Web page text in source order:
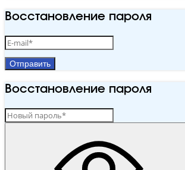
Восстановление пароля
Отправить
Восстановление пароля